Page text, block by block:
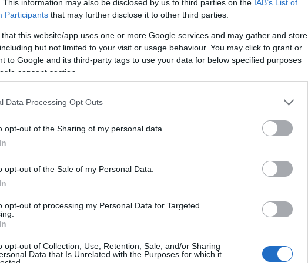
This information may also be disclosed by us to third parties on the IAB’s List of
Participants that may further disclose it to other third parties.
that this website/app uses one or more Google services and may gather and store
but not limited to your visit or usage behaviour. You may click to grant or
to Google and its third-party tags to use your data for below specified purposes
consent section.
Data Processing Opt Outs
opt-out of the Sharing of my personal data.
opt-out of the Sale of my Personal Data.
opt-out of processing my Personal Data for Targeted
opt-out of Collection, Use, Retention, Sale, and/or Sharing
Data that Is Unrelated with the Purposes for which it
Όλεγκς Λάτισεφς, Ρόμπερτ Λοτερμόζερ,
και Σρέτεν Ράντοβιτς.
την Παρασκευή 22 Μαΐου με τον Ολυμπιακό